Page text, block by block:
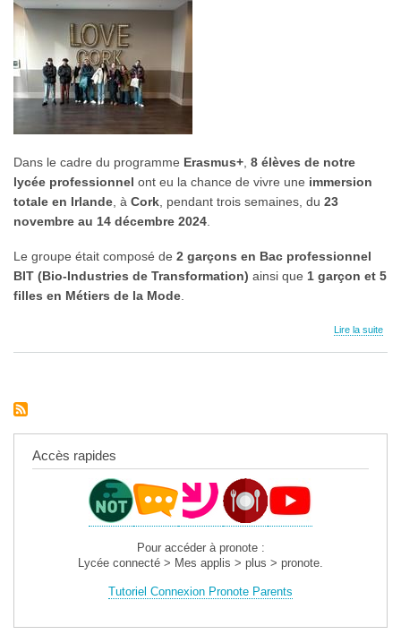
Dans le cadre du programme Erasmus+ 8 élèves de notre
lycée professionnel ont eu la chance de vivre une immersion
totale en Irlande , à Cork , pendant trois semaines, du 23
novembre au 14 décembre 2024
Le groupe était composé de 2 garçons en Bac professionnel
BIT (Bio-Industries de Transformation) ainsi que 1 garçon et 5
filles en Métiers de la Mode
Lire la suite
Accès rapides
Pour accéder à pronote :
Lycée connecté > Mes applis > plus > pronote.
Tutoriel Connexion Pronote Parents